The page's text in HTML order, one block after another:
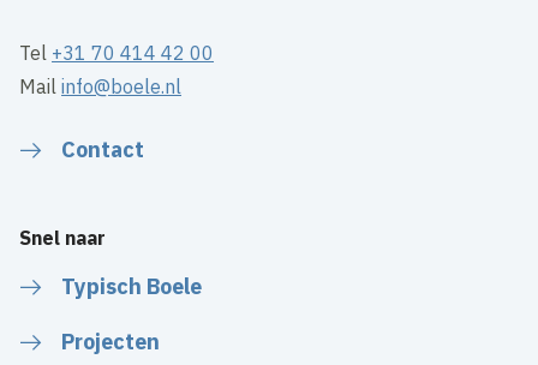
Tel +31 70 414 42 00
Mailinfo@boele.nl
Contact
Snel naar
Typisch Boele
Projecten